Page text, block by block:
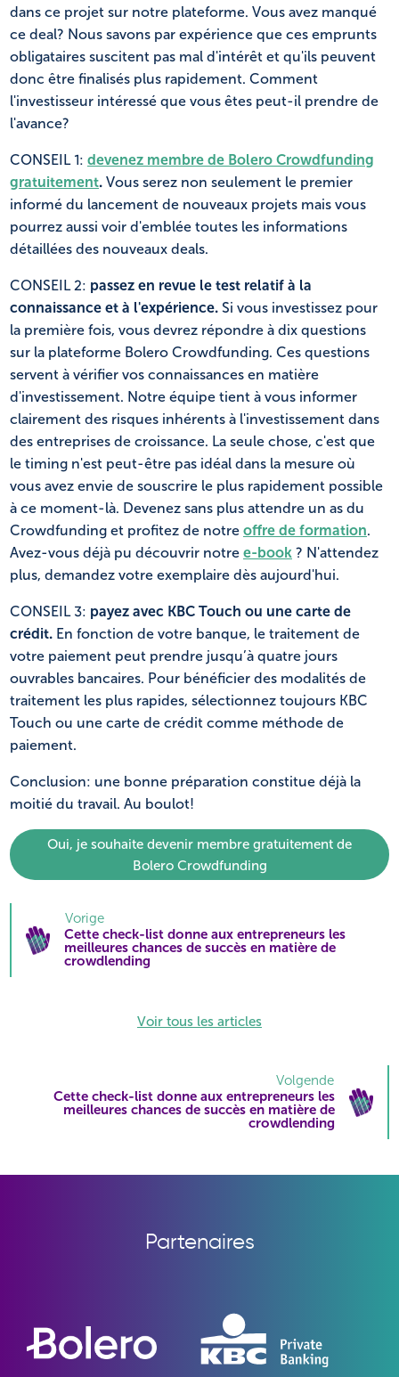
dans ce projet sur notre plateforme. Vous avez manqué
ce deal? Nous savons par expérience que ces emprunts
obligataires suscitent pas mal d'intérêt et qu'ils peuvent
donc être finalisés plus rapidement. Comment
l'investisseur intéressé que vous êtes peut-il prendre de
l'avance?
CONSEIL 1: devenez membre de Bolero Crowdfunding
gratuitement. Vous serez non seulement le premier
informé du lancement de nouveaux projets mais vous
pourrez aussi voir d'emblée toutes les informations
détaillées des nouveaux deals.
CONSEIL 2: passez en revue le test relatif à la
connaissance et à l'expérience. Si vous investissez pour
la première fois, vous devrez répondre à dix questions
sur la plateforme Bolero Crowdfunding. Ces questions
servent à vérifier vos connaissances en matière
d'investissement. Notre équipe tient à vous informer
clairement des risques inhérents à l'investissement dans
des entreprises de croissance. La seule chose, c'est que
le timing n'est peut-être pas idéal dans la mesure où
vous avez envie de souscrire le plus rapidement possible
à ce moment-là. Devenez sans plus attendre un as du
Crowdfunding et profitez de notre offre de formation.
Avez-vous déjà pu découvrir notre e-book ? N'attendez
plus, demandez votre exemplaire dès aujourd'hui.
CONSEIL 3: payez avec KBC Touch ou une carte de
crédit. En fonction de votre banque, le traitement de
votre paiement peut prendre jusqu’à quatre jours
ouvrables bancaires. Pour bénéficier des modalités de
traitement les plus rapides, sélectionnez toujours KBC
Touch ou une carte de crédit comme méthode de
paiement.
Conclusion: une bonne préparation constitue déjà la
moitié du travail. Au boulot!
Oui, je souhaite devenir membre gratuitement de
Bolero Crowdfunding
Vorige
Cette check-list donne aux entrepreneurs les
meilleures chances de succès en matière de
crowdlending
Voir tous les articles
Volgende
Cette check-list donne aux entrepreneurs les
meilleures chances de succès en matière de
crowdlending
Partenaires